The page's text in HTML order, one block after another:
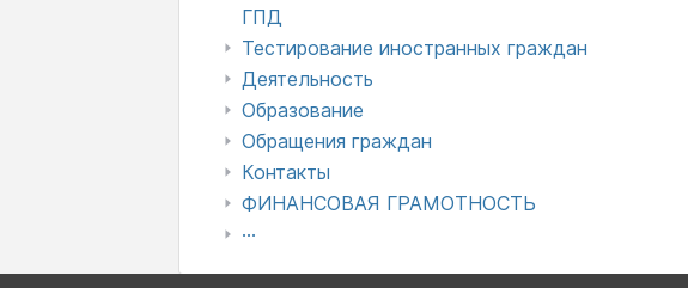
ГПД
Тестирование иностранных граждан
Деятельность
Образование
Обращения граждан
Контакты
ФИНАНСОВАЯ ГРАМОТНОСТЬ
···